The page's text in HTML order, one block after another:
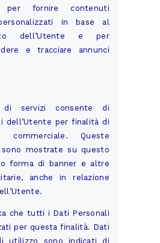
per fornire contenuti
in base al
dell’Utente e per
e tracciare annunci
di servizi consente di
dell’Utente per finalità di
commerciale. Queste
sono mostrate su questo
forma di banner e altre
anche in relazione
che tutti i Dati Personali
per questa finalità. Dati
utilizzo sono indicati di